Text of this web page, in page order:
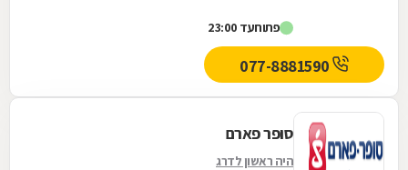
פתוחעד 23:00
סופר פארם
היה ראשון לדרג